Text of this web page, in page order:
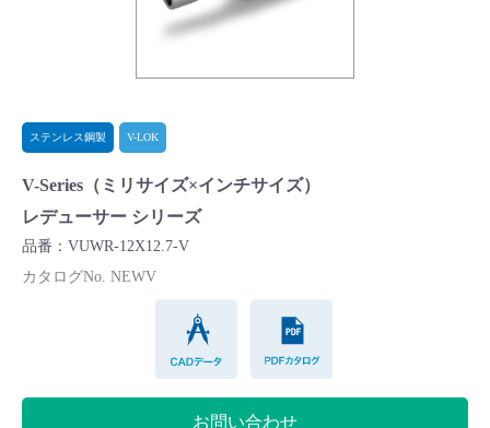
製品カタログダウンロード
よくあるご質問(FAQ)・用語集
Cv値・流量計算ツール
製品動画一覧
バルブと継手のきほん
説明会・講習会
ステンレス鋼製 V-LOK
V-Series（ミリサイズ×インチサイズ）
レデューサー シリーズ
品番：VUWR-12X12.7-V
カタログNo. NEWV
お問い合わせ